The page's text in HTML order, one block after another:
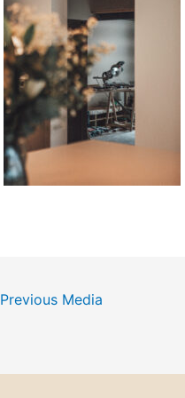
Previous Media